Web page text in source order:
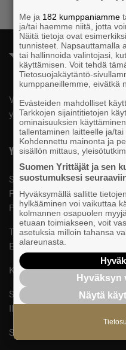
Valtakunnallista, alueellista
yrittäjien puolesta.
Yhteystiedot
Suomen Yrittäjät
PL 999, 00101 HELSINKI
Puhelinvaihde 09 229 221
Tietosuojaseloste ja
Evästeasetukset
Keskusjärjestön
Suomen Yrittäjien sisäinen
Ilmoituskanavan ohjeet ja
Suomen Yrittäjien
Me ja 182 kumppaniamme
ja/tai haemme niitä, jotta
Näitä tietoja ovat
tunnisteet. Napsauttamalla
tai hallinnoida valintojasi,
käyttämisen. Voit tehdä
Tietosuojakäytäntö-
kumppaneillemme, eivätkä
Evästeiden mahdolliset
Tarkkojen sijaintitietojen
ominaisuuksien
tallentaminen laitteelle ja/
Kohdennettu mainonta ja
sisällön mittaus,
Suomen Yrittäjät ja sen
suostumuksesi
Hyväksymällä sallitte
hylkääminen voi vaikuttaa
kolmannen osapuolen
etuaan toimiakseen, voit
asetuksia milloin tahansa
alareunasta.
Hyväksyn
Näytä